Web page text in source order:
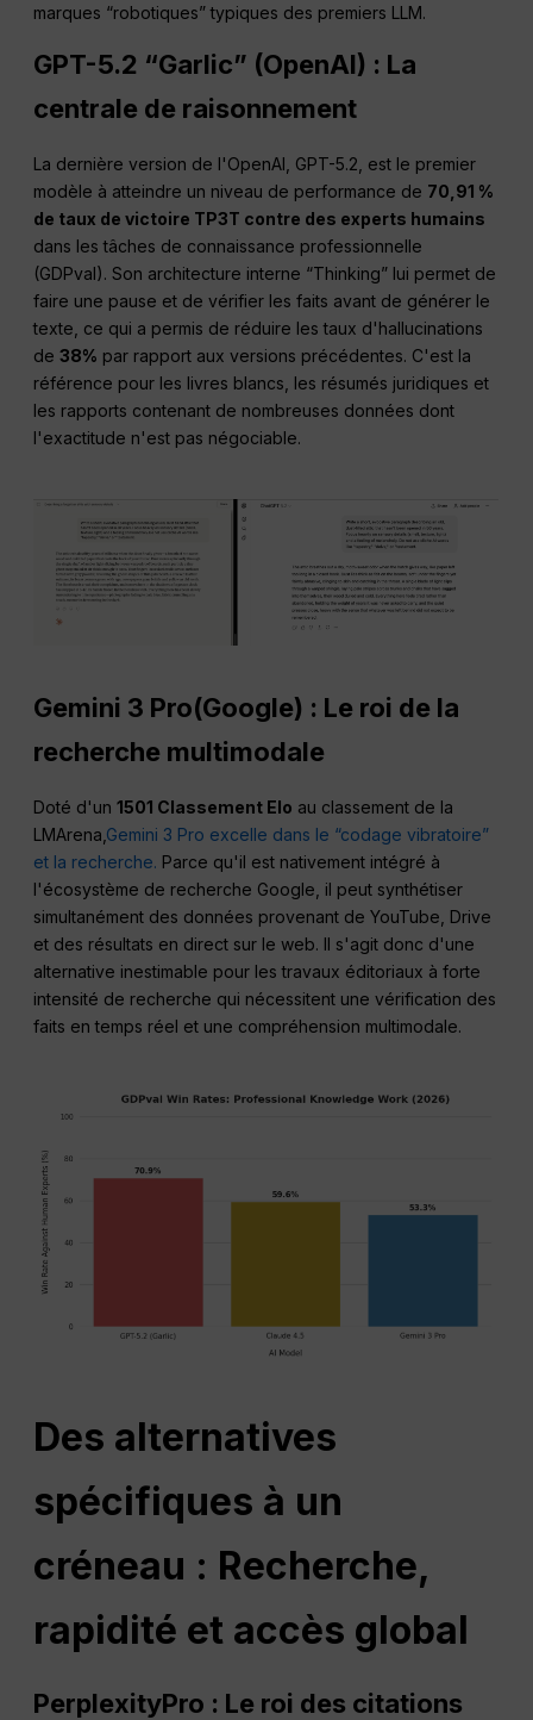
marques “robotiques” typiques des premiers LLM.
GPT-5.2 “Garlic” (OpenAI) : La
centrale de raisonnement
La dernière version de l'OpenAI, GPT-5.2, est le premier
modèle à atteindre un niveau de performance de 70,91 %
de taux de victoire TP3T contre des experts humains
dans les tâches de connaissance professionnelle
(GDPval). Son architecture interne “Thinking” lui permet de
faire une pause et de vérifier les faits avant de générer le
texte, ce qui a permis de réduire les taux d'hallucinations
de38% par rapport aux versions précédentes. C'est la
référence pour les livres blancs, les résumés juridiques et
les rapports contenant de nombreuses données dont
l'exactitude n'est pas négociable.
Gemini 3 Pro(Google) : Le roi de la
recherche multimodale
Doté d'un1501 Classement Elo au classement de la
LMArena, Gemini 3 Pro excelle dans le “codage vibratoire”
et la recherche. Parce qu'il est nativement intégré à
l'écosystème de recherche Google, il peut synthétiser
simultanément des données provenant de YouTube, Drive
et des résultats en direct sur le web. Il s'agit donc d'une
alternative inestimable pour les travaux éditoriaux à forte
intensité de recherche qui nécessitent une vérification des
faits en temps réel et une compréhension multimodale.
Des alternatives
spécifiques à un
créneau : Recherche,
rapidité et accès global
PerplexityPro : Le roi des citations